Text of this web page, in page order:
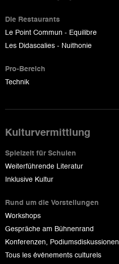
Die Restaurants
Le Point Commun - Equilibre
Les Didascalies - Nuithonie
Pro-Bereich
Technik
Kulturvermittlung
Spielzeit für Schulen
Weiterführende Literatur
Inklusive Kultur
Rund um die Vorstellungen
Workshops
Gespräche am Bühnenrand
Konferenzen, Podiumsdiskussionen
Tous les événements culturels